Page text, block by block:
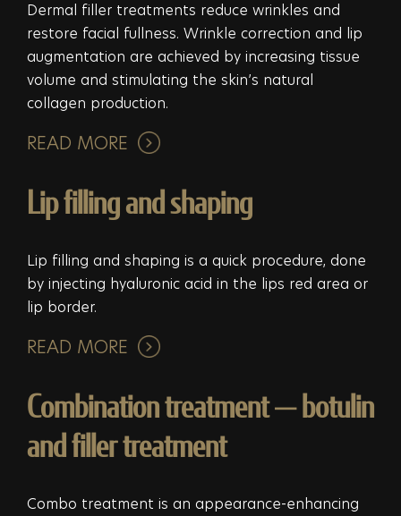
Dermal filler treatments reduce wrinkles and
restore facial fullness. Wrinkle correction and lip
augmentation are achieved by increasing tissue
volume and stimulating the skin’s natural
collagen production.
READ MORE
Lip filling and shaping
Lip filling and shaping is a quick procedure, done
by injecting hyaluronic acid in the lips red area or
lip border.
READ MORE
Combination treatment — botulin
and filler treatment
Combo treatment is an appearance-enhancing